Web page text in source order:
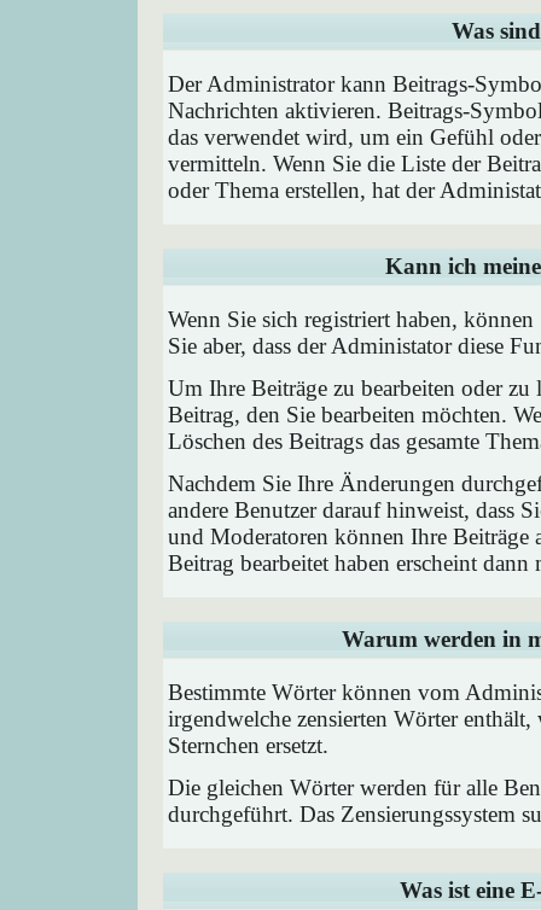
Was
Der Administrator kann Beitrags-
Nachrichten aktivieren. Beitrags-
das verwendet wird, um ein Gefühl
vermitteln. Wenn Sie die Liste der
oder Thema erstellen, hat der
Kann ich
Wenn Sie sich registriert haben,
Sie aber, dass der Administator diese
Um Ihre Beiträge zu bearbeiten oder
Beitrag, den Sie bearbeiten möchten.
Löschen des Beitrags das gesamte
Nachdem Sie Ihre Änderungen
andere Benutzer darauf hinweist, dass
und Moderatoren können Ihre Beiträge
Beitrag bearbeitet haben erscheint
Warum werden in
Bestimmte Wörter können vom
irgendwelche zensierten Wörter
Sternchen ersetzt.
Die gleichen Wörter werden für alle
durchgeführt. Das Zensierungssystem
Was ist eine